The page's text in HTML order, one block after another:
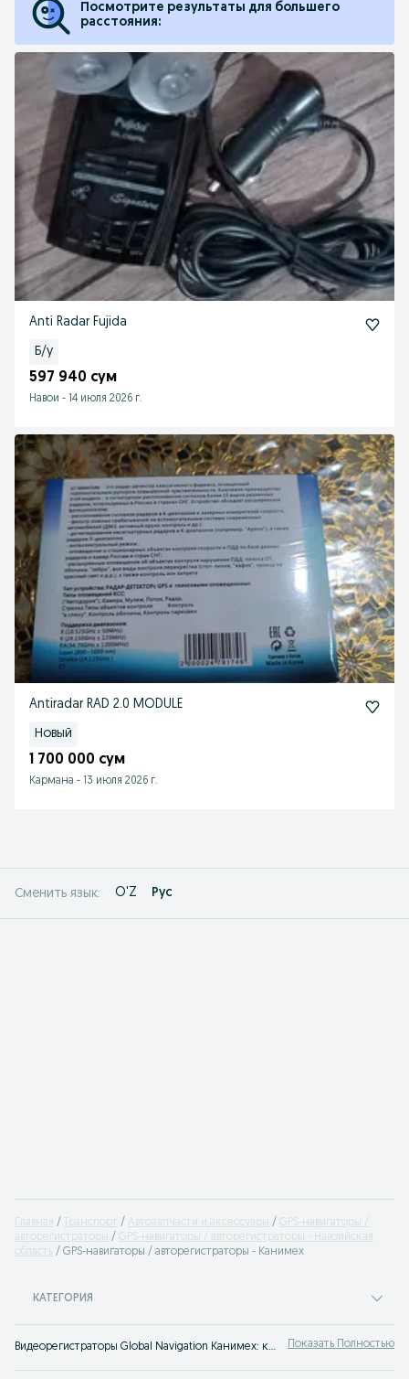
Посмотрите результаты для большего
расстояния:
Anti Radar Fujida
Б/у
597 940 сум
Навои - 14 июля 2026 г.
Antiradar RAD 2.0 MODULE
Новый
1 700 000 сум
Кармана - 13 июля 2026 г.
Сменить язык: O'Z Рус
Главная Транспорт Автозапчасти и аксессуары
GPS-навигаторы /
авторегистраторы
GPS-навигаторы / авторегистраторы - Навоийская
область
GPS-навигаторы / авторегистраторы - Канимех
КАТЕГОРИЯ
Видеорегистраторы Global Navigation Канимех: купить GPS навигатор Global Navigation , продажа новых и б/у навигаторов Global Navigation на OLX.uz ⚡ Лучшие цены на авторегистраторы, множество объявлений! Показать Полностью